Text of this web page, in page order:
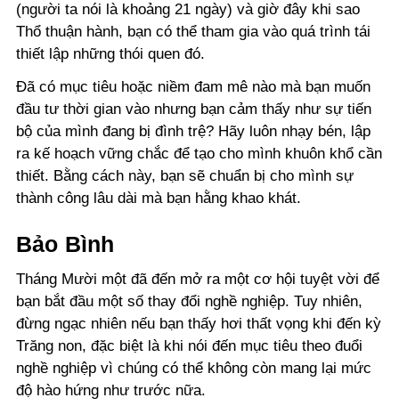
(người ta nói là khoảng 21 ngày) và giờ đây khi sao
Thổ thuận hành, bạn có thể tham gia vào quá trình tái
thiết lập những thói quen đó.
Đã có mục tiêu hoặc niềm đam mê nào mà bạn muốn
đầu tư thời gian vào nhưng bạn cảm thấy như sự tiến
bộ của mình đang bị đình trệ? Hãy luôn nhạy bén, lập
ra kế hoạch vững chắc để tạo cho mình khuôn khổ cần
thiết. Bằng cách này, bạn sẽ chuẩn bị cho mình sự
thành công lâu dài mà bạn hằng khao khát.
Bảo Bình
Tháng Mười một đã đến mở ra một cơ hội tuyệt vời để
bạn bắt đầu một số thay đổi nghề nghiệp. Tuy nhiên,
đừng ngạc nhiên nếu bạn thấy hơi thất vọng khi đến kỳ
Trăng non, đặc biệt là khi nói đến mục tiêu theo đuổi
nghề nghiệp vì chúng có thể không còn mang lại mức
độ hào hứng như trước nữa.